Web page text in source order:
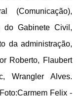
(Comunicação),
do Gabinete Civil,
da administração,
Roberto, Flaubert
Wrangler Alves.
Felix -